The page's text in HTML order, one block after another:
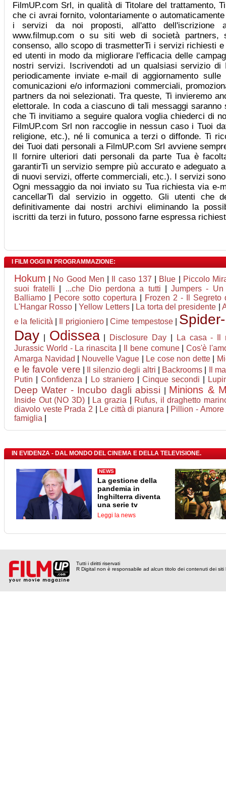
FilmUP.com Srl, in qualità di Titolare del trattamento,
che ci avrai fornito, volontariamente o
i servizi da noi proposti, all'atto
www.filmup.com o su siti web di società partners,
consenso, allo scopo di trasmetterTi i servizi richiesti
ed utenti in modo da migliorare l'efficacia delle
nostri servizi. Iscrivendoti ad un qualsiasi servizio di
periodicamente inviate e-mail di aggiornamento
comunicazioni e/o informazioni commerciali,
partners da noi selezionati. Tra queste, Ti invieremo
elettorale. In coda a ciascuno di tali messaggi
che Ti invitiamo a seguire qualora voglia chiederci di
FilmUP.com Srl non raccoglie in nessun caso i Tuoi
religione, etc.), né li comunica a terzi o diffonde. Ti
dei Tuoi dati personali a FilmUP.com Srl avviene
Il fornire ulteriori dati personali da parte Tua è
garantirTi un servizio sempre più accurato e adeguato
di nuovi servizi, offerte commerciali, etc.). I servizi
Ogni messaggio da noi inviato su Tua richiesta via e-
cancellarTi dal servizio in oggetto. Gli utenti che
definitivamente dai nostri archivi eliminando la
iscritti da terzi in futuro, possono farne espressa
I FILM OGGI IN PROGRAMMAZIONE:
Hokum No Good Men Il caso 137 Blue
Piccolo
suoi fratelli
...che Dio perdona a tutti |Jumpers -
Balliamo
Pecore sotto copertura
Frozen 2 - Il Segreto
L'Hangar Rosso |Yellow Letters| La torta del presidente |
e la felicità
Il prigioniero|Cime tempestose|
Day
Odissea| Disclosure Day
La casa - Il
Jurassic World - La rinascita
Il bene comune|Cos'è
Amarga Navidad
Nouvelle Vague Le cose non dette|
e le favole vere Il silenzio degli altri Backrooms
Il
Putin |Confidenza Lo straniero| Cinque secondi
Deep Water - Incubo dagli abissi Minions &
Inside Out (NO 3D)| La grazia
Rufus, il draghetto
diavolo veste Prada 2
Le città di pianura
Pillion -
famiglia
IN EVIDENZA - DAL MONDO DEL CINEMA E DELLA TELEVISIONE.
NEWS
La gestione della
pandemia in
Inghilterra diventa
una serie tv
Leggi la news
Tutti i diritti riservati
R Digital non è responsabile ad alcun titolo dei contenuti dei siti